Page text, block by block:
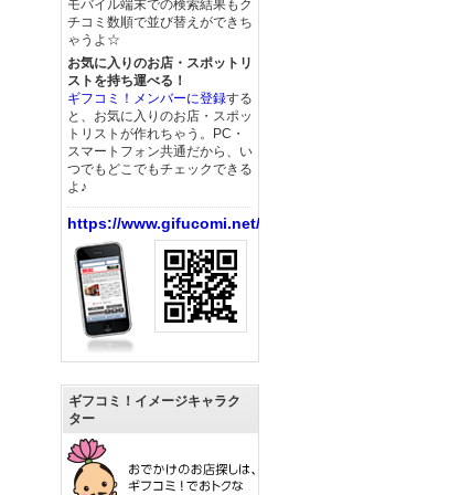
モバイル端末での検索結果もク
チコミ数順で並び替えができち
ゃうよ☆
お気に入りのお店・スポットリ
ストを持ち運べる！
ギフコミ！メンバーに登録する
と、お気に入りのお店・スポッ
トリストが作れちゃう。PC・
スマートフォン共通だから、い
つでもどこでもチェックできる
よ♪
https://www.gifucomi.net/
ギフコミ！イメージキャラク
ター